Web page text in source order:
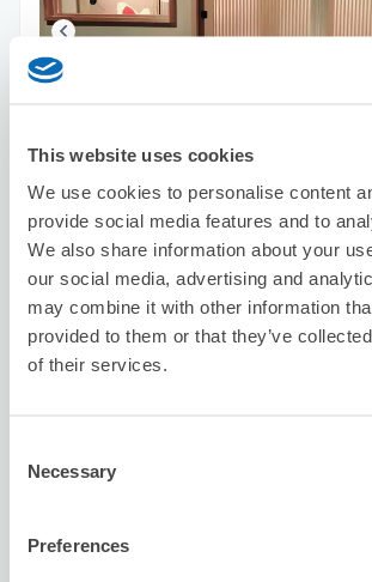
This website uses cookies
We use cookies to personalise content
provide social media features and to
We also share information about your
our social media, advertising and
may combine it with other information
provided to them or that they’ve
of their services.
Selection
Necessary
Preferences
スーツケースサイズ :5 バッグサイズ
空き時間
8/9日 8/10 月 8/11火 8/12 水 8/13木
この店舗を予約する
本日の営業時間